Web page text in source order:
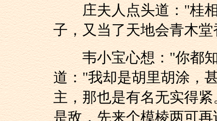
庄夫人点头道："桂相
子，又当了天地会青木
韦小宝心想："你都知
道："我却是胡里胡涂，
主，那也是有名无实得
是敌，先来个模棱两可再